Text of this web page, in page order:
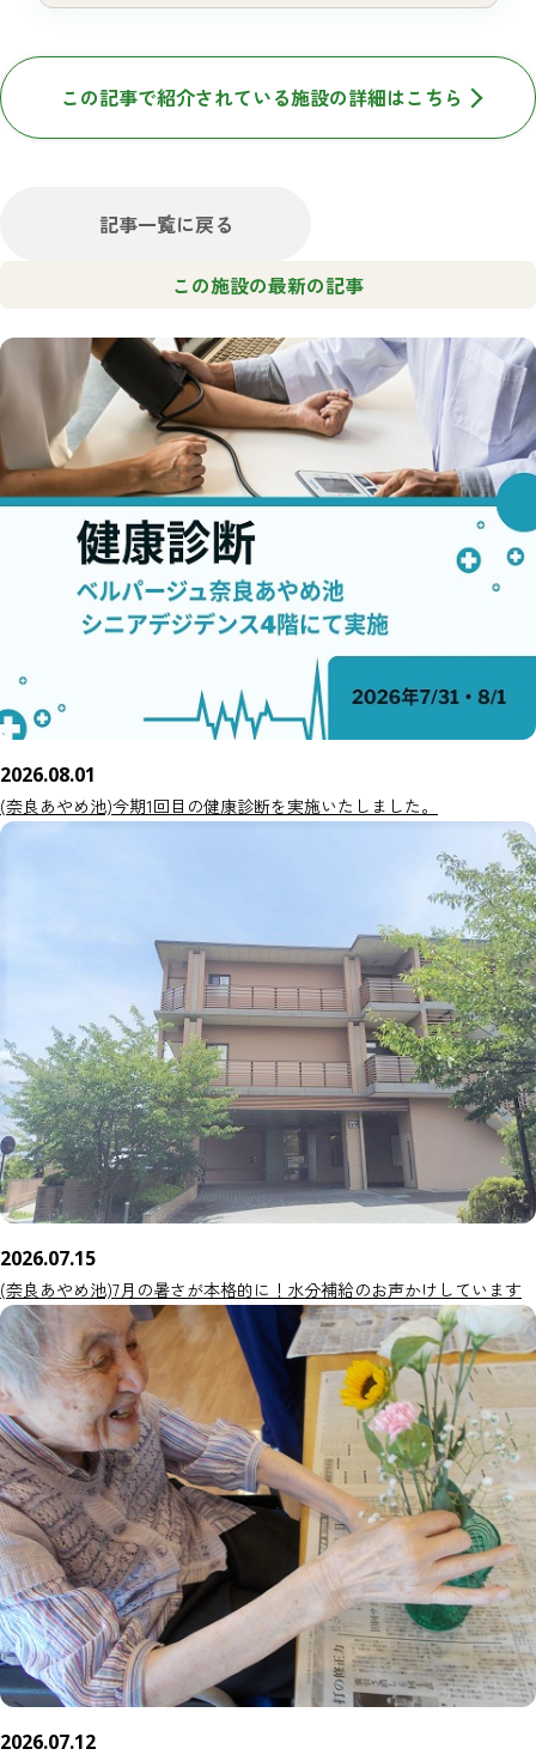
この記事で紹介されている施設の詳細はこちら
記事一覧に戻る
この施設の最新の記事
2026.08.01
(奈良あやめ池)今期1回目の健康診断を実施いたしました。
2026.07.15
(奈良あやめ池)7月の暑さが本格的に！水分補給のお声かけしています
2026.07.12